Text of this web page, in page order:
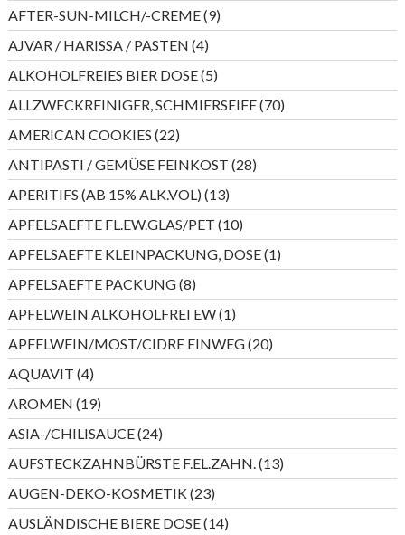
Produkte
AFTER-SUN-MILCH/-CREME 99
Produkte
AJVAR / HARISSA / PASTEN 44
Produkte
ALKOHOLFREIES BIER DOSE 55
Produkte
ALLZWECKREINIGER, SCHMIERSEIFE 7070
Produkte
AMERICAN COOKIES 2222
Produkte
ANTIPASTI / GEMÜSE FEINKOST 2828
Produkte
APERITIFS (AB 15% ALK.VOL) 1313
Produkte
APFELSAEFTE FL.EW.GLAS/PET 1010
Produkte
APFELSAEFTE KLEINPACKUNG, DOSE 11
Produkt
APFELSAEFTE PACKUNG 88
Produkte
APFELWEIN ALKOHOLFREI EW 11
Produkt
APFELWEIN/MOST/CIDRE EINWEG 2020
Produkte
AQUAVIT 44
Produkte
AROMEN 1919
Produkte
ASIA-/CHILISAUCE 2424
Produkte
AUFSTECKZAHNBÜRSTE F.EL.ZAHN. 1313
Produkte
AUGEN-DEKO-KOSMETIK 2323
Produkte
AUSLÄNDISCHE BIERE DOSE 1414